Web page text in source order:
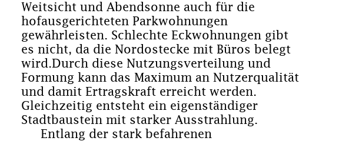
Weitsicht und Abendsonne auch für die
hofausgerichteten Parkwohnungen
gewährleisten. Schlechte Eckwohnungen gibt
es nicht, da die Nordostecke mit Büros belegt
wird.Durch diese Nutzungsverteilung und
Formung kann das Maximum an Nutzerqualität
und damit Ertragskraft erreicht werden.
Gleichzeitig entsteht ein eigenständiger
Stadtbaustein mit starker Ausstrahlung.
Entlang der stark befahrenen